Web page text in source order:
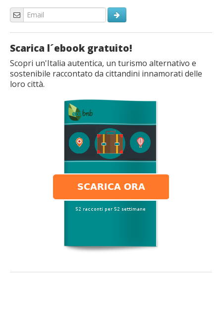
Scarica l´ebook gratuito!
Scopri un'Italia autentica, un turismo alternativo e
sostenibile raccontato da cittandini innamorati delle
loro città.